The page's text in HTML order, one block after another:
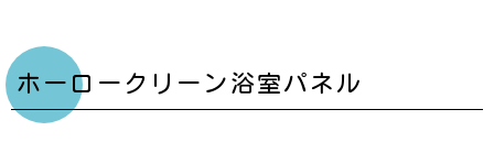
ホーロークリーン浴室パネル